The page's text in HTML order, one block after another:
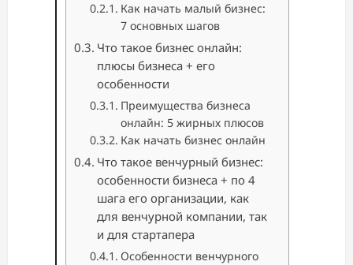
Как начать малый бизнес:
7 основных шагов
Что такое бизнес онлайн:
плюсы бизнеса + его
особенности
Преимущества бизнеса
онлайн: 5 жирных плюсов
Как начать бизнес онлайн
Что такое венчурный бизнес:
особенности бизнеса + по 4
шага его организации, как
для венчурной компании, так
и для стартапера
Особенности венчурного